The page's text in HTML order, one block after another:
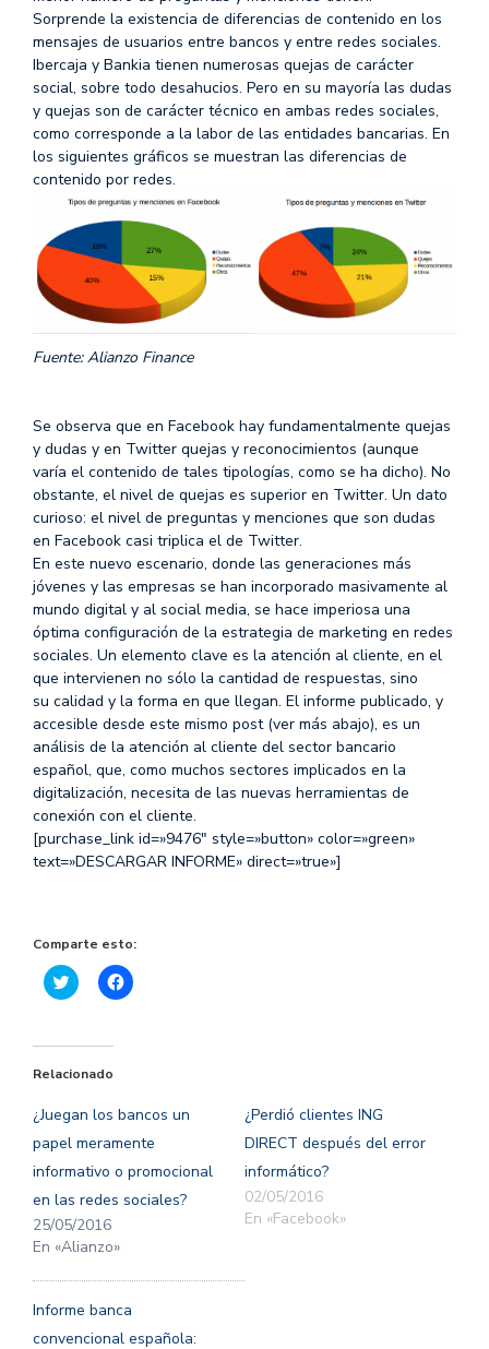
Sorprende la existencia de diferencias de contenido en los
mensajes de usuarios entre bancos y entre redes sociales.
Ibercaja y Bankia tienen numerosas quejas de carácter
social, sobre todo desahucios. Pero en su mayoría las dudas
y quejas son de carácter técnico en ambas redes sociales,
como corresponde a la labor de las entidades bancarias. En
los siguientes gráficos se muestran las diferencias de
contenido por redes.
Fuente: Alianzo Finance
Se observa que en Facebook hay fundamentalmente quejas
y dudas y en Twitter quejas y reconocimientos (aunque
varía el contenido de tales tipologías, como se ha dicho). No
obstante, el nivel de quejas es superior en Twitter. Un dato
curioso: el nivel de preguntas y menciones que son dudas
en Facebook casi triplica el de Twitter.
En este nuevo escenario, donde las generaciones más
jóvenes y las empresas se han incorporado masivamente al
mundo digital y al social media, se hace imperiosa una
óptima configuración de la estrategia de marketing en redes
sociales. Un elemento clave es la atención al cliente, en el
que intervienen no sólo la cantidad de respuestas, sino
su calidad y la forma en que llegan. El informe publicado, y
accesible desde este mismo post (ver más abajo), es un
análisis de la atención al cliente del sector bancario
español, que, como muchos sectores implicados en la
digitalización, necesita de las nuevas herramientas de
conexión con el cliente.
[purchase_link id=»9476″ style=»button» color=»green»
text=»DESCARGAR INFORME» direct=»true»]
Comparte esto:
Haz
clic
Twitter
abre
una
ventana
nueva)
Haz
clic
ventana
nueva)
Relacionado
¿Juegan los bancos un
papel meramente
informativo o promocional
en las redes sociales?
25/05/2016
En «Alianzo»
¿Perdió clientes ING
DIRECT después del error
informático?
02/05/2016
En «Facebook»
Informe banca
convencional española: